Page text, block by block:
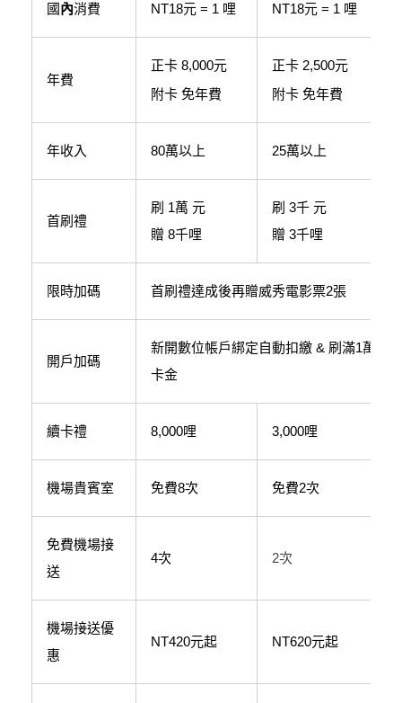
國內消費 NT18元 = 1 哩 NT18元 = 1 哩
年費
正卡 8,000元
附卡 免年費
正卡 2,500元
附卡 免年費
年收入 80萬以上 25萬以上
首刷禮
刷 1萬 元
贈 8千哩
刷 3千 元
贈 3千哩
限時加碼 首刷禮達成後再贈威秀電影票2張
開戶加碼
新開數位帳戶綁定自動扣繳 & 刷滿1萬元
卡金
續卡禮 8,000哩 3,000哩
機場貴賓室 免費8次 免費2次
免費機場接
送
4次 2次
機場接送優
惠
NT420元起 NT620元起